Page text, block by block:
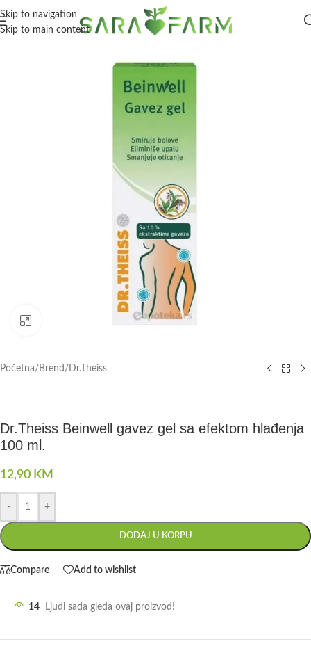
Skip to navigation
Skip to main content
Početna/ Brend / Dr.Theiss
Dr.Theiss Beinwell gavez gel sa efektom hlađenja
100 ml.
12,90 KM
- +
DODAJ U KORPU
Compare Add to wishlist
14 Ljudi sada gleda ovaj proizvod!